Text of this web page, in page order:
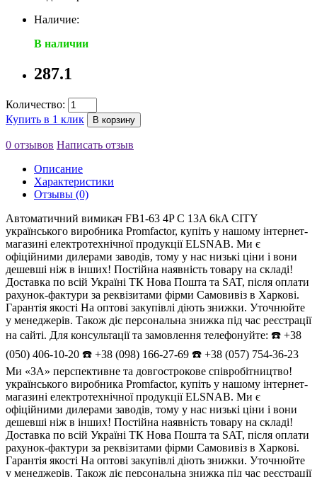
Наличие:
В наличии
287.1
Количество:
Купить в 1 клик
В корзину
0 отзывов Написать отзыв
Описание
Характеристики
Отзывы (0)
Автоматичний вимикач FB1-63 4P C 13A 6kA CITY
українського виробника Promfactor, купіть у нашому інтернет-
магазині електротехнічної продукції ELSNAB. Ми є
офіційними дилерами заводів, тому у нас низькі ціни і вони
дешевші ніж в інших! Постійна наявність товару на складі!
Доставка по всій Україні ТК Нова Пошта та SAT, після оплати
рахунок-фактури за реквізитами фірми Самовивіз в Харкові.
Гарантія якості На оптові закупівлі діють знижки. Уточнюйте
у менеджерів. Також діє персональна знижка під час реєстрації
на сайті. Для консультації та замовлення телефонуйте: ☎️ +38
(050) 406-10-20 ☎️ +38 (098) 166-27-69 ☎️ +38 (057) 754-36-23
Ми «ЗА» перспективне та довгострокове співробітництво!
українського виробника Promfactor, купіть у нашому інтернет-
магазині електротехнічної продукції ELSNAB. Ми є
офіційними дилерами заводів, тому у нас низькі ціни і вони
дешевші ніж в інших! Постійна наявність товару на складі!
Доставка по всій Україні ТК Нова Пошта та SAT, після оплати
рахунок-фактури за реквізитами фірми Самовивіз в Харкові.
Гарантія якості На оптові закупівлі діють знижки. Уточнюйте
у менеджерів. Також діє персональна знижка під час реєстрації